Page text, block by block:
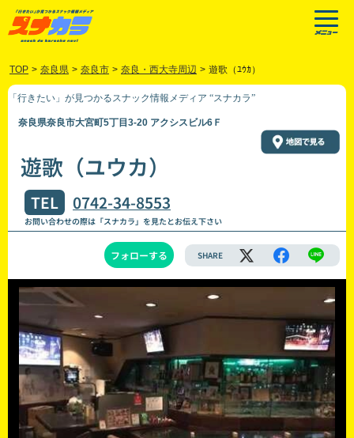
TOP > 奈良県 > 奈良市 > 奈良・西大寺周辺 > 遊歌（ﾕｳｶ）
「行きたい」が見つかるスナック情報メディア “スナカラ”
奈良県奈良市大宮町5丁目3-20 アクシスビル6Ｆ
遊歌（ユウカ）
TEL 0742-34-8553
お問い合わせの際は「スナカラ」を見たとお伝え下さい
フォローする SHARE